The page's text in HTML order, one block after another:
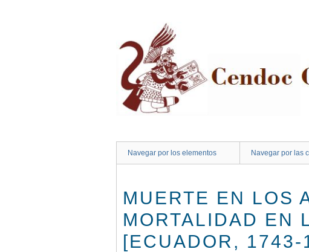
Navegar por los elementos Navegar por las
MUERTE EN LOS
MORTALIDAD EN
[ECUADOR, 1743-